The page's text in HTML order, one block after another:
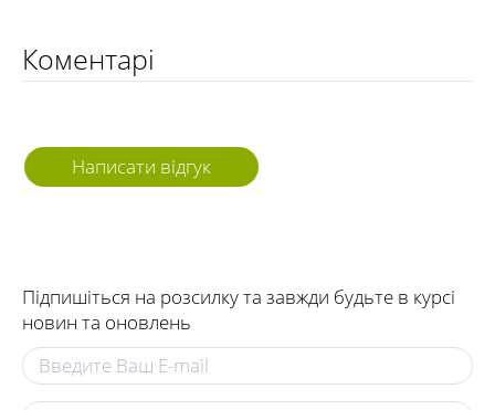
Коментарі
Написати відгук
Підпишіться на розсилку та завжди будьте в курсі
новин та оновлень